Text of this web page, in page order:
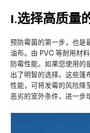
I.选择高质量
预防霉菌的第一步，也是
油布。由 PVC 等耐用材
防霉性能。如果您使用的
出了明智的选择。这些篷
性能，可将发霉的风险降
恶劣的室外条件，进一步